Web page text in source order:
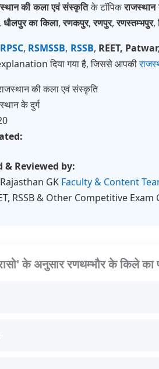
की कला एवं संस्कृतिके टॉपिकराजस्थान
धौलपुर का किला,रणकपुर,रणपुर,रणस्तम्भपुर,
RPSC, RSMSSB, RSSB, REET,
दिया गया है, जिससे आपकी
की कला एवं संस्कृति
के दुर्ग
Reviewed by:
GK Faculty & Content
RSSB & Other Competitive
के अनुसार रणथम्भौर के किले का